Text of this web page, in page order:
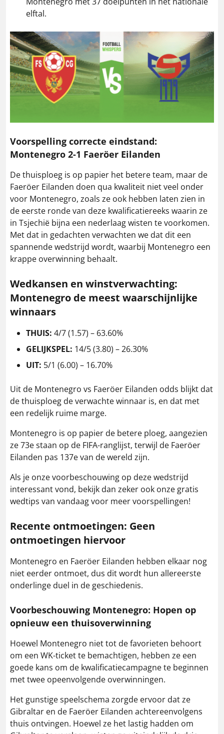
elftal.
Voorspelling correcte eindstand:
Montenegro 2-1 Faeröer Eilanden
De thuisploeg is op papier het betere team, maar de
Faeröer Eilanden doen qua kwaliteit niet veel onder
voor Montenegro, zoals ze ook hebben laten zien in
de eerste ronde van deze kwalificatiereeks waarin ze
in Tsjechië bijna een nederlaag wisten te voorkomen.
Met dat in gedachten verwachten we dat dit een
spannende wedstrijd wordt, waarbij Montenegro een
krappe overwinning behaalt.
Wedkansen en winstverwachting:
Montenegro de meest waarschijnlijke
winnaars
THUIS: 4/7 (1.57) – 63.60%
GELIJKSPEL: 14/5 (3.80) – 26.30%
UIT: 5/1 (6.00) – 16.70%
Uit de Montenegro vs Faeröer Eilanden odds blijkt dat
de thuisploeg de verwachte winnaar is, en dat met
een redelijk ruime marge.
Montenegro is op papier de betere ploeg, aangezien
ze 73e staan op de FIFA-ranglijst, terwijl de Faeröer
Eilanden pas 137e van de wereld zijn.
Als je onze voorbeschouwing op deze wedstrijd
interessant vond, bekijk dan zeker ook onze gratis
wedtips van vandaag voor meer voorspellingen!
Recente ontmoetingen: Geen
ontmoetingen hiervoor
Montenegro en Faeröer Eilanden hebben elkaar nog
niet eerder ontmoet, dus dit wordt hun allereerste
onderlinge duel in de geschiedenis.
Voorbeschouwing Montenegro: Hopen op
opnieuw een thuisoverwinning
Hoewel Montenegro niet tot de favorieten behoort
om een WK-ticket te bemachtigen, hebben ze een
goede kans om de kwalificatiecampagne te beginnen
met twee opeenvolgende overwinningen.
Het gunstige speelschema zorgde ervoor dat ze
Gibraltar en de Faeröer Eilanden achtereenvolgens
thuis ontvingen. Hoewel ze het lastig hadden om